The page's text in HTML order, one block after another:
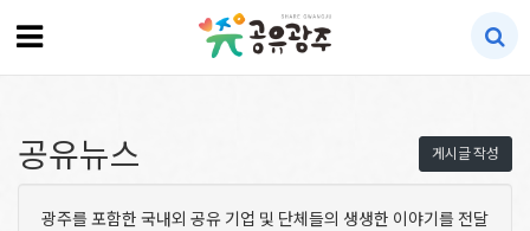
게시글 작성
공유뉴스
광주를 포함한 국내외 공유 기업 및 단체들의 생생한 이야기를 전달